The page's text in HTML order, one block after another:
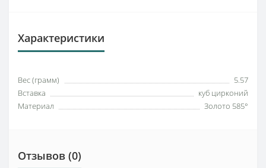
Характеристики
Вес (грамм)
5.57
Вставка
куб цирконий
Материал
Золото 585°
Отзывов (0)